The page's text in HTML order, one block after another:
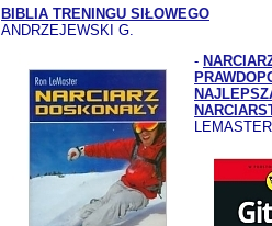
BIBLIA TRENINGU SIŁOWEGO
ANDRZEJEWSKI G.
-